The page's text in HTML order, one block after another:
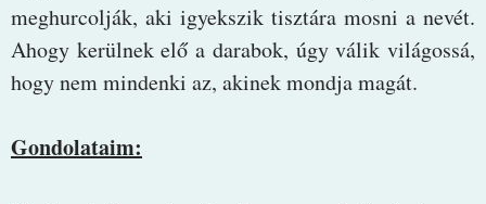
meghurcolják, aki igyekszik tisztára mosni a nevét.
Ahogy kerülnek elő a darabok, úgy válik világossá,
hogy nem mindenki az, akinek mondja magát.
Gondolataim: